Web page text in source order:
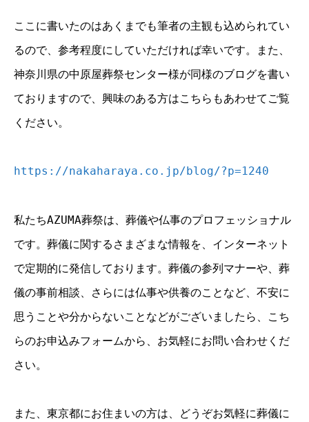
ここに書いたのはあくまでも筆者の主観も込められてい
るので、参考程度にしていただければ幸いです。また、
神奈川県の中原屋葬祭センター様が同様のブログを書い
ておりますので、興味のある方はこちらもあわせてご覧
ください。
https://nakaharaya.co.jp/blog/?p=1240
私たちAZUMA葬祭は、葬儀や仏事のプロフェッショナル
です。葬儀に関するさまざまな情報を、インターネット
で定期的に発信しております。葬儀の参列マナーや、葬
儀の事前相談、さらには仏事や供養のことなど、不安に
思うことや分からないことなどがございましたら、こち
らのお申込みフォームから、お気軽にお問い合わせくだ
さい。
また、東京都にお住まいの方は、どうぞお気軽に葬儀に